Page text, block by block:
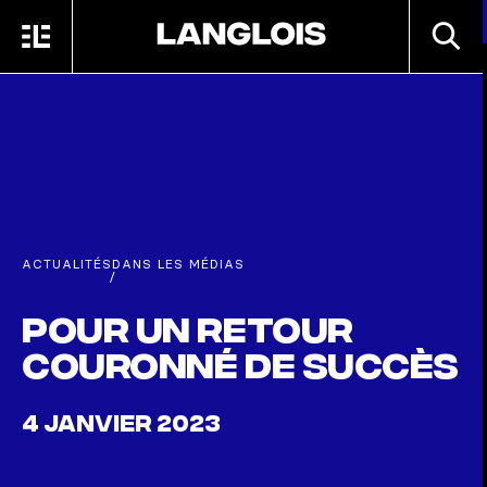
MENU
ACTUALITÉS
/
DANS LES MÉDIAS
Pour un retour
couronné de succès
4 JANVIER 2023